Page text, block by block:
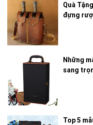
Quà
đựng
Những
sang
Top 5